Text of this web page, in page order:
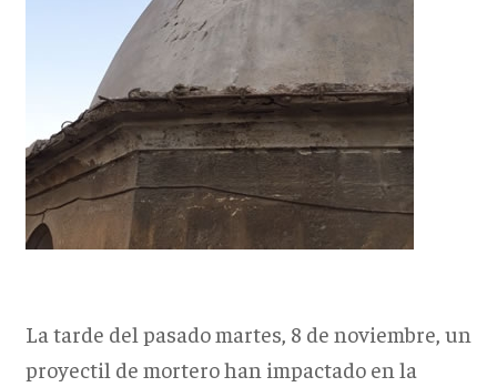
La tarde del pasado martes, 8 de noviembre, un
proyectil de mortero han impactado en la